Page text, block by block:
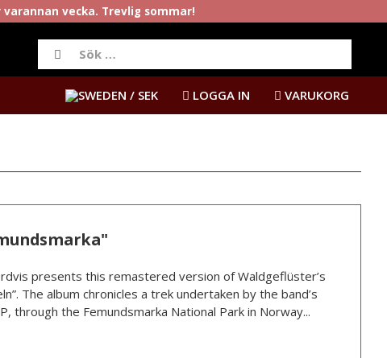
vecka. Trevlig sommar!
/ SEK LOGGA IN VARUKORG
presents this remastered version of Waldgeflüster’s
The album chronicles a trek undertaken by the band’s
through the Femundsmarka National Park in Norway...